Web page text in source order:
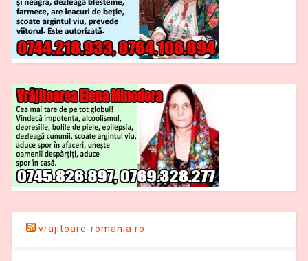
vrajitoare-romania.ro